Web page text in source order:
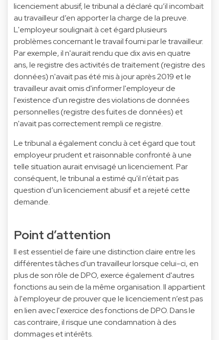
licenciement abusif, le tribunal a déclaré qu’il incombait
au travailleur d’en apporter la charge de la preuve.
L'employeur soulignait à cet égard plusieurs
problèmes concernant le travail fourni par le travailleur.
Par exemple, il n'aurait rendu que dix avis en quatre
ans, le registre des activités de traitement (registre des
données) n'avait pas été mis à jour après 2019 et le
travailleur avait omis d'informer l'employeur de
l'existence d'un registre des violations de données
personnelles (registre des fuites de données) et
n'avait pas correctement rempli ce registre.
Le tribunal a également conclu à cet égard que tout
employeur prudent et raisonnable confronté à une
telle situation aurait envisagé un licenciement. Par
conséquent, le tribunal a estimé qu'il n’était pas
question d’un licenciement abusif et a rejeté cette
demande.
Point d’attention
Il est essentiel de faire une distinction claire entre les
différentes tâches d'un travailleur lorsque celui-ci, en
plus de son rôle de DPO, exerce également d'autres
fonctions au sein de la même organisation. Il appartient
à l'employeur de prouver que le licenciement n’est pas
en lien avec l'exercice des fonctions de DPO. Dans le
cas contraire, il risque une condamnation à des
dommages et intérêts.